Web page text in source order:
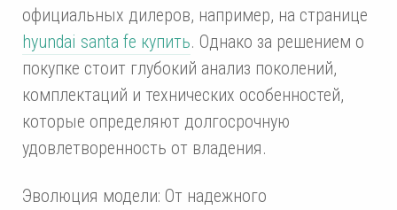
официальных дилеров, например, на странице
hyundai santa fe купить. Однако за решением о
покупке стоит глубокий анализ поколений,
комплектаций и технических особенностей,
которые определяют долгосрочную
удовлетворенность от владения.
Эволюция модели: От надежного